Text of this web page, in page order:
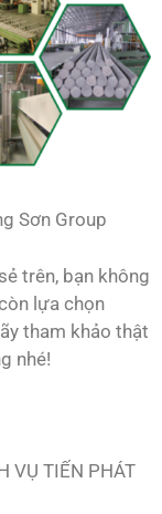
Sơn Group
trên, bạn không
lựa chọn
tham khảo thật
nhé!
VỤ TIẾN PHÁT